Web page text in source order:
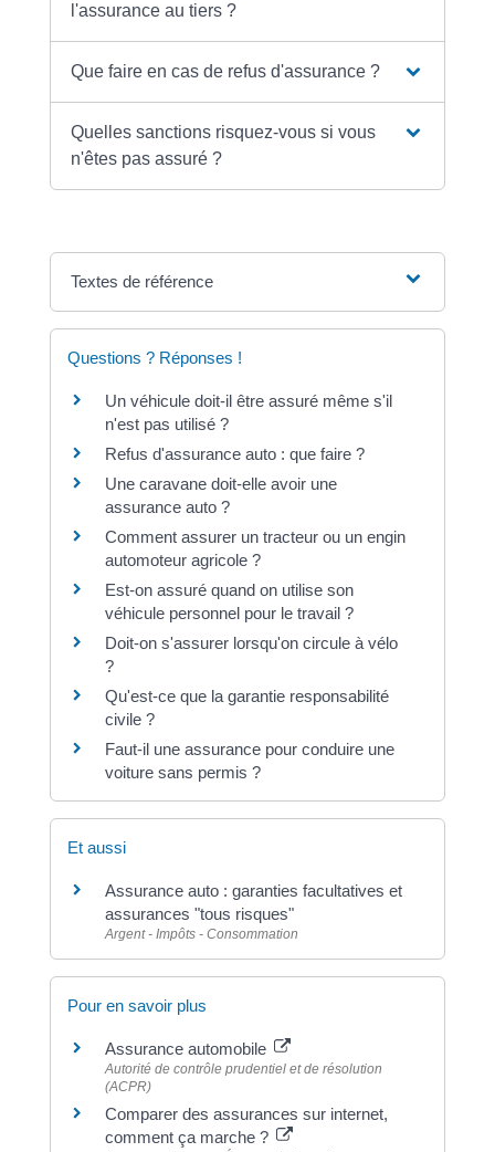
l'assurance au tiers ?
Que faire en cas de refus d'assurance ?
Quelles sanctions risquez-vous si vous
n'êtes pas assuré ?
Textes de référence
Questions ? Réponses !
Un véhicule doit-il être assuré même s'il
n'est pas utilisé ?
Refus d'assurance auto : que faire ?
Une caravane doit-elle avoir une
assurance auto ?
Comment assurer un tracteur ou un engin
automoteur agricole ?
Est-on assuré quand on utilise son
véhicule personnel pour le travail ?
Doit-on s'assurer lorsqu'on circule à vélo
?
Qu'est-ce que la garantie responsabilité
civile ?
Faut-il une assurance pour conduire une
voiture sans permis ?
Et aussi
Assurance auto : garanties facultatives et
assurances "tous risques"
Argent - Impôts - Consommation
Pour en savoir plus
Assurance automobile
Autorité de contrôle prudentiel et de résolution
(ACPR)
Comparer des assurances sur internet,
comment ça marche ?